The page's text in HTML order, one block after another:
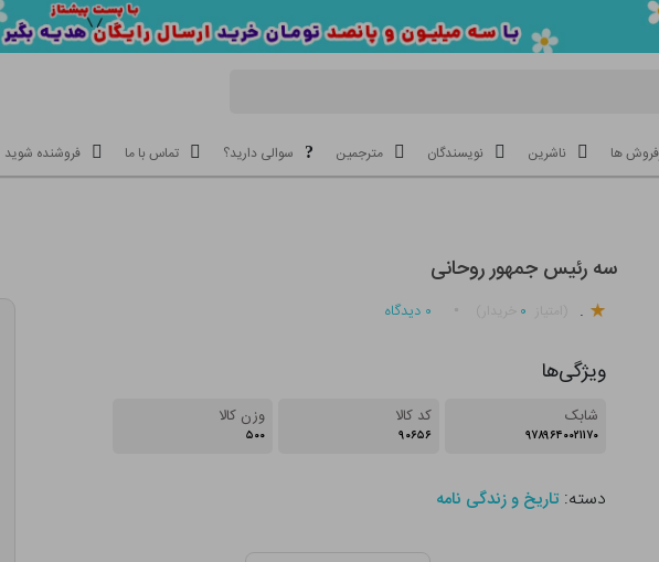
ها ناشرین نویسندگان مترجمین سوالی دارید؟ تماس با ما فروشنده شوید
سه رئیس جمهور روحانی
. ۰ ۰ دیدگاه
ویژگی‌ها
شابک
۹۷۸۹۶۴۰۰۲۱۱۷۰
کد کالا
۹۰۶۵۶
وزن کالا
۵۰۰
دسته: تاریخ و زندگی نامه